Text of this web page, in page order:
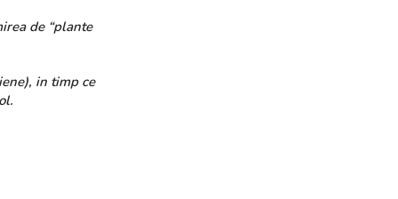
de “plante
in timp ce